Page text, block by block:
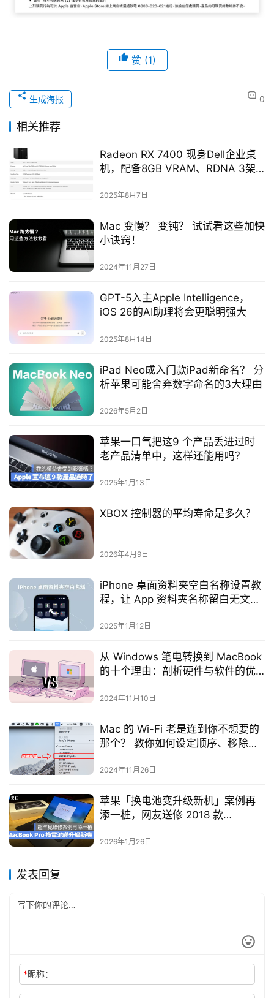
赞 (1)
0
生成海报
相关推荐
Radeon RX 7400 现身Dell企业桌
机，配备8GB VRAM、RDNA 3架
2025年8月7日
Mac 变慢？ 变钝？ 试试看这些加快
小诀窍！
2024年11月27日
GPT-5入主Apple Intelligence，
iOS 26的AI助理将会更聪明强大
2025年8月14日
iPad Neo成入门款iPad新命名？ 分
析苹果可能舍弃数字命名的3大理由
2026年5月2日
苹果一口气把这9 个产品丢进过时
老产品清单中，这样还能用吗？
2025年1月13日
XBOX 控制器的平均寿命是多久？
2026年4月9日
iPhone 桌面资料夹空白名称设置教
程，让 App 资料夹名称留白无文
2025年1月12日
从 Windows 笔电转换到 MacBook
的十个理由：剖析硬件与软件的优
2024年11月10日
Mac 的 Wi-Fi 老是连到你不想要的
那个？ 教你如何设定顺序、移除不
2024年11月26日
苹果「换电池变升级新机」案例再
添一桩，网友送修 2018 款
2026年1月26日
发表回复
*昵称：